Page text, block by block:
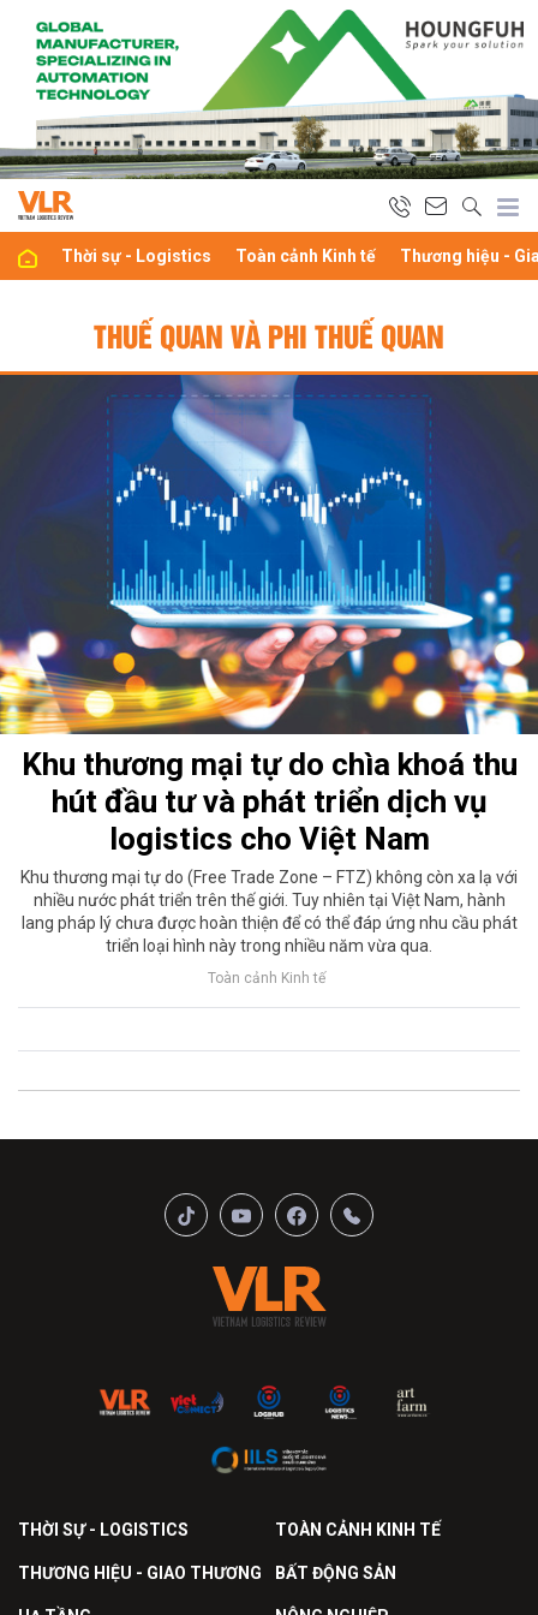
Thời sự - Logistics Toàn cảnh Kinh tế Thương hiệu -
THUẾ QUAN VÀ PHI THUẾ QUAN
Khu thương mại tự do chìa khoá thu
hút đầu tư và phát triển dịch vụ
logistics cho Việt Nam
Khu thương mại tự do (Free Trade Zone – FTZ) không còn xa lạ với
nhiều nước phát triển trên thế giới. Tuy nhiên tại Việt Nam, hành
lang pháp lý chưa được hoàn thiện để có thể đáp ứng nhu cầu phát
triển loại hình này trong nhiều năm vừa qua.
Toàn cảnh Kinh tế
THỜI SỰ - LOGISTICS TOÀN CẢNH KINH TẾ
THƯƠNG HIỆU - GIAO THƯƠNG BẤT ĐỘNG SẢN